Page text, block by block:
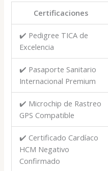
Certificaciones
✔️ Pedigree TICA de
Excelencia
✔️ Pasaporte Sanitario
Internacional Premium
✔️ Microchip de Rastreo
GPS Compatible
✔️ Certificado Cardíaco
HCM Negativo
Confirmado